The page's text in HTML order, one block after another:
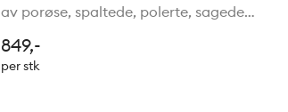
av porøse, spaltede, polerte, sagede
marmor, skifer, sandstein, granitt, gneis
eller betongstein. Varigheten av
849,-
per stk